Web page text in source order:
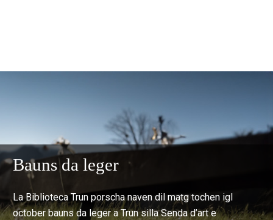
Bauns da leger
La Biblioteca Trun porscha naven dil matg tochen igl
october bauns da leger a Trun silla Senda d’art e